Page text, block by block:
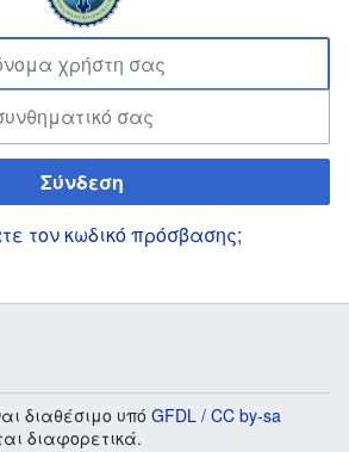
Σύνδεση
τον κωδικό πρόσβασης;
διαθέσιμο υπό GFDL / CC by-sa
διαφορετικά.